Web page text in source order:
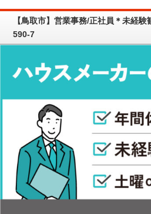
【鳥取市】営業事務/正社員＊未経
590-7